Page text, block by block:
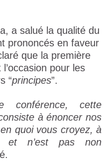
a salué la qualité du
prononcés en faveur
que la première
pour les
“principes”.
cette
à énoncer nos
quoi vous croyez, à
et n’est pas non